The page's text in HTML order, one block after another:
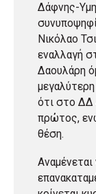
Δάφνης-
Νικόλαο
εναλλαγή
Δαουλάρη
ότι στο ΔΔ
πρώτος,
θέση.